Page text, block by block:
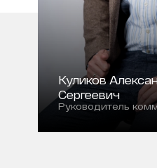
Куликов
Сергеевич
Руководитель